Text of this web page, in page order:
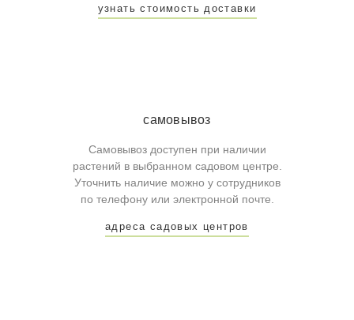
узнать стоимость доставки
самовывоз
Самовывоз доступен при наличии
растений в выбранном садовом центре.
Уточнить наличие можно у сотрудников
по телефону или электронной почте.
адреса садовых центров